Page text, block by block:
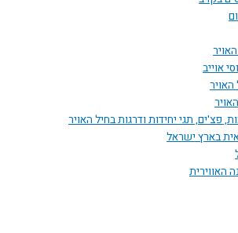
תגי יחידות ודרגות בחיל האויר
ישראל